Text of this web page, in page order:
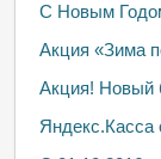
С Новым
Акция «Зима
Акция! Новый